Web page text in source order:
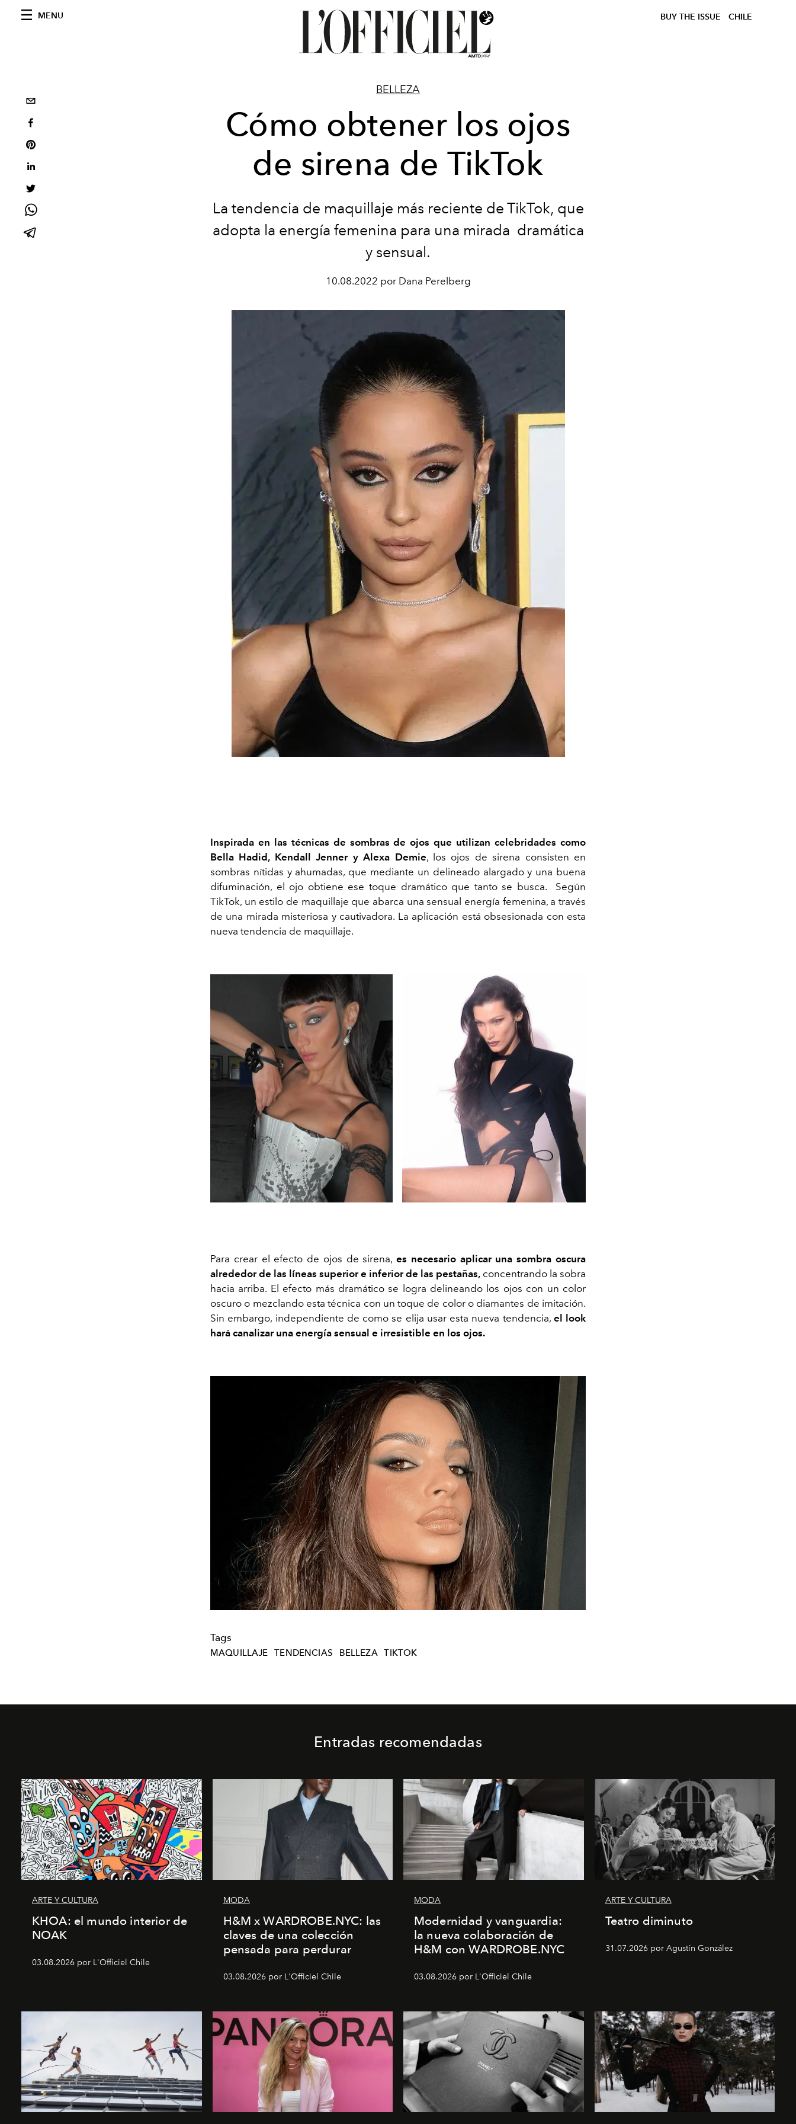
MENU BUY THE ISSUE CHILE
BELLEZA
Cómo obtener los ojos
de sirena de TikTok
La tendencia de maquillaje más reciente de TikTok, que
adopta la energía femenina para una mirada dramática
y sensual.
10.08.2022 por Dana Perelberg
Inspirada en las técnicas de sombras de ojos que utilizan celebridades como
Bella Hadid, Kendall Jenner y Alexa Demie, los ojos de sirena consisten en
sombras nítidas y ahumadas, que mediante un delineado alargado y una buena
difuminación, el ojo obtiene ese toque dramático que tanto se busca. Según
TikTok, un estilo de maquillaje que abarca una sensual energía femenina,a través
de una mirada misteriosa y cautivadora. La aplicación está obsesionada con esta
nueva tendencia de maquillaje.
Para crear el efecto de ojos de sirena,es necesario aplicar una sombra oscura
alrededor de las líneas superior e inferior de las pestañas, concentrando la sobra
hacia arriba. El efecto más dramático se logra delineando los ojos con un color
oscuro o mezclando esta técnica con un toque de color o diamantes de imitación.
Sin embargo, independiente de como se elija usar esta nueva tendencia, el look
hará canalizar una energía sensual e irresistible en los ojos.
Tags
MAQUILLAJE TENDENCIAS BELLEZA TIKTOK
Entradas recomendadas
ARTE Y CULTURA
KHOA: el mundo interior de
NOAK
03.08.2026 por L'Officiel Chile
MODA
H&M x WARDROBE.NYC: las
claves de una colección
pensada para perdurar
03.08.2026 por L'Officiel Chile
MODA
Modernidad y vanguardia:
la nueva colaboración de
H&M con WARDROBE.NYC
03.08.2026 por L'Officiel Chile
ARTE Y CULTURA
Teatro diminuto
31.07.2026 por Agustín González